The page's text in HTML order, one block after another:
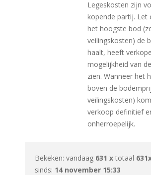
Legeskosten zijn
kopende partij. Let
het hoogste bod
veilingskosten) de
haalt, heeft
mogelijkheid van
zien. Wanneer het
boven de
veilingskosten)
verkoop definitief
onherroepelijk.
Bekeken: vandaag 631 x totaal
sinds: 14 november 15:33